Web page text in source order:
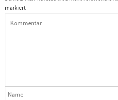
markiert